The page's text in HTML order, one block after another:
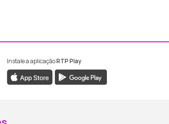
Madeira
RTP Madeira
Instale a aplicaçãoRTP Play